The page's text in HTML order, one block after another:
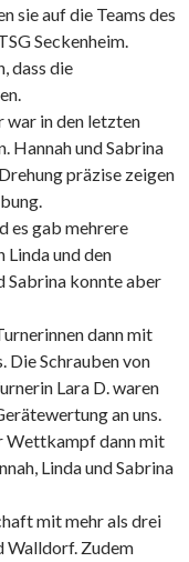
sie auf die Teams des
Seckenheim.
dass die
war in den letzten
Hannah und Sabrina
präzise zeigen
es gab mehrere
Linda und den
Sabrina konnte aber
dann mit
Die Schrauben von
Lara D. waren
an uns.
Wettkampf dann mit
Linda und Sabrina
mit mehr als drei
Walldorf. Zudem